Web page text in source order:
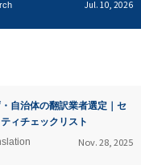
Jul. 10, 2026
自治体の翻訳業者選定｜セ
ィチェックリスト
Nov. 28, 2025